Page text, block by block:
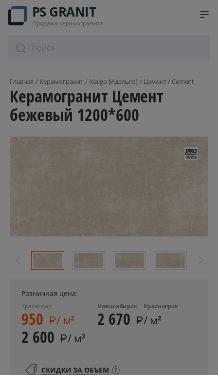
PS GRANIT
Продажа керамогранита
Главная Керамогранит Idalgo (Идальго) Цемент / Cement
Керамогранит Цемент
бежевый 1200*600
Розничная цена:
Краснодар
950 / м2
2 600 / м2
Новосибирск Красноярск
2 670 / м2
СКИДКИ ЗА ОБЪЕМ ?